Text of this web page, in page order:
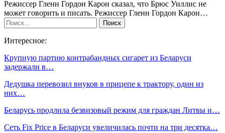
Режиссер Гленн Гордон Карон сказал, что Брюс Уиллис не
может говорить и писать. Режиссер Гленн Гордон Карон…
Интересное:
Крупную партию контрабандных сигарет из Беларуси
задержали в…
Дедушка перевозил внуков в прицепе к трактору, один из
них…
Беларусь продлила безвизовый режим для граждан Литвы и…
Сеть Fix Price в Беларуси увеличилась почти на три десятка…